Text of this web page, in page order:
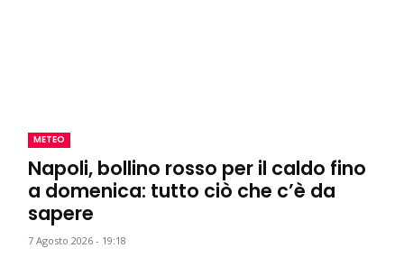
METEO
Napoli, bollino rosso per il caldo fino
a domenica: tutto ciò che c’è da
sapere
7 Agosto 2026 - 19:18